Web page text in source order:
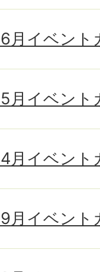
月イベント
月イベント
月イベント
月イベント